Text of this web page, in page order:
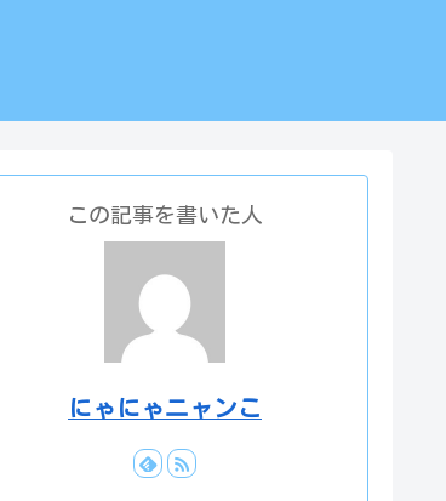
この記事を書いた人
にゃにゃニャンこ